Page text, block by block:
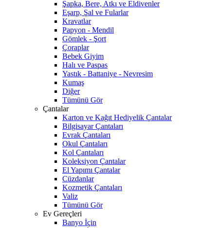
Şapka, Bere, Atkı ve Eldivenler
Eşarp, Şal ve Fularlar
Kravatlar
Papyon - Mendil
Gömlek - Şort
Çoraplar
Bebek Giyim
Halı ve Paspas
Yastık - Battaniye - Nevresim
Kumaş
Diğer
Tümünü Gör
Çantalar
Karton ve Kağıt Hediyelik Çantalar
Bilgisayar Çantaları
Evrak Çantaları
Okul Çantaları
Kol Çantaları
Koleksiyon Çantalar
El Yapımı Çantalar
Cüzdanlar
Kozmetik Çantaları
Valiz
Tümünü Gör
Ev Gereçleri
Banyo İçin